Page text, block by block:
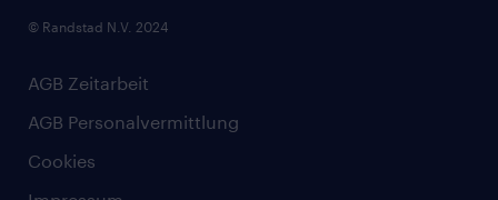
AGB Zeitarbeit
AGB Personalvermittlung
Cookies
© Randstad N.V. 2024